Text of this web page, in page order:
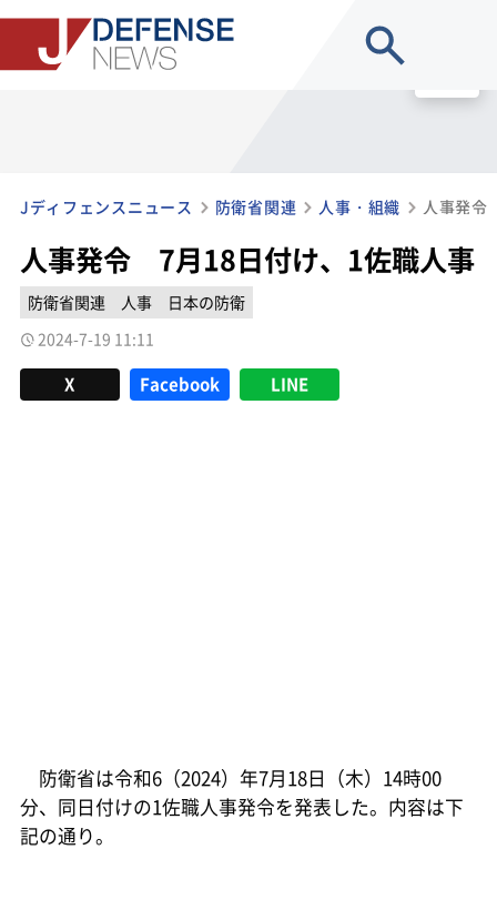
Jディフェンスニュース 防衛省関連 人事・組織 人事発
人事発令 7月18日付け、1佐職人事
防衛省関連 人事
日本の防衛
2024-7-19 11:11
X Facebook LINE
防衛省は令和6（2024）年7月18日（木）14時00
分、同日付けの1佐職人事発令を発表した。内容は下
記の通り。